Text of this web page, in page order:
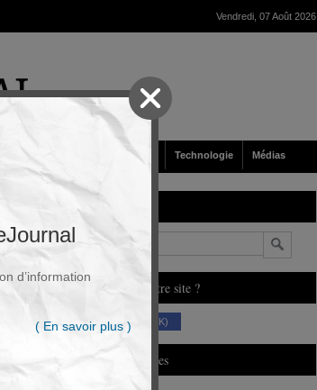
Vendredi, 07 Août 2026
Société Technologie Médias
Vous aimez notre site ?
(230 K)
Derniers Articles
d’information
( En savoir plus )